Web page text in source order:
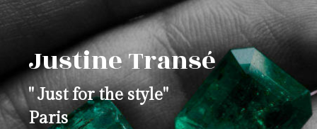
Justine Transé
" Just for the style"
Paris